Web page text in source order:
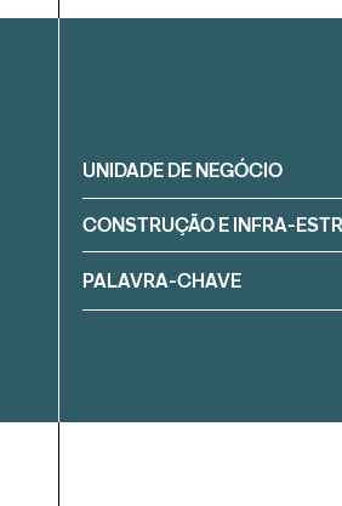
Filtrar
UNIDADE DE NEGÓCIO
CONSTRUÇÃO E INFRA-